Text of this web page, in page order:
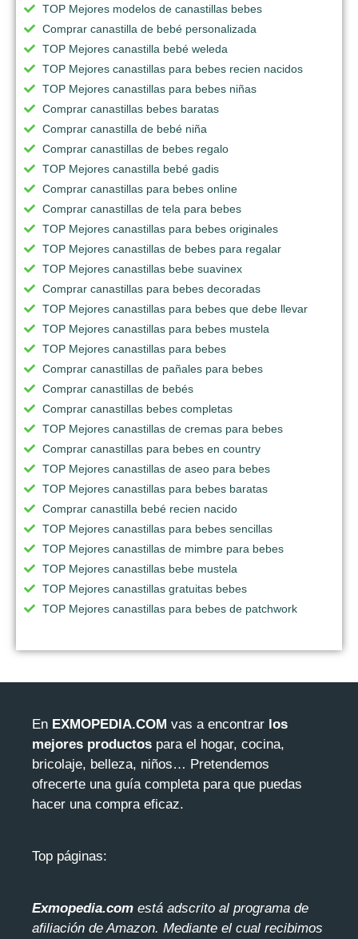
TOP Mejores modelos de canastillas bebes
Comprar canastilla de bebé personalizada
TOP Mejores canastilla bebé weleda
TOP Mejores canastillas para bebes recien nacidos
TOP Mejores canastillas para bebes niñas
Comprar canastillas bebes baratas
Comprar canastilla de bebé niña
Comprar canastillas de bebes regalo
TOP Mejores canastilla bebé gadis
Comprar canastillas para bebes online
Comprar canastillas de tela para bebes
TOP Mejores canastillas para bebes originales
TOP Mejores canastillas de bebes para regalar
TOP Mejores canastillas bebe suavinex
Comprar canastillas para bebes decoradas
TOP Mejores canastillas para bebes que debe llevar
TOP Mejores canastillas para bebes mustela
TOP Mejores canastillas para bebes
Comprar canastillas de pañales para bebes
Comprar canastillas de bebés
Comprar canastillas bebes completas
TOP Mejores canastillas de cremas para bebes
Comprar canastillas para bebes en country
TOP Mejores canastillas de aseo para bebes
TOP Mejores canastillas para bebes baratas
Comprar canastilla bebé recien nacido
TOP Mejores canastillas para bebes sencillas
TOP Mejores canastillas de mimbre para bebes
TOP Mejores canastillas bebe mustela
TOP Mejores canastillas gratuitas bebes
TOP Mejores canastillas para bebes de patchwork
En EXMOPEDIA.COM vas a encontrar los
mejores productos para el hogar, cocina,
bricolaje, belleza, niños… Pretendemos
ofrecerte una guía completa para que puedas
hacer una compra eficaz.
Top páginas:
Exmopedia.com está adscrito al programa de
afiliación de Amazon. Mediante el cual recibimos